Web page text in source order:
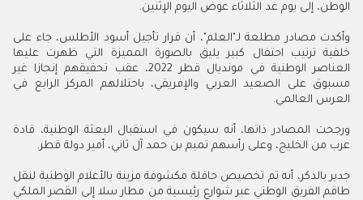
الوطن، إلى يوم غد الثلاثاء عوض اليوم الإثنين.
وأكدت مصادر مطلعة لـ"العلم"، أن قرار تأجيل أسود الأطلس، جاء على
خلفية ترتيب احتفال كبير يليق بالصورة المميزة التي ظهرت عليها
العناصر الوطنية في مونديال قطر 2022، عقب تحقيقهم إنجازا غير
مسبوق على الصعيد العربي والإفريقي، باحتلالهم المركز الرابع في
العرس العالمي.
ورجحت المصادر ذاتها، أنه سيكون في استقبال البعثة الوطنية، قادة
عرب من الخليج، وعلى رأسهم تميم بن حمد آل ثاني، أمير دولة قطر.
جدير بالذكر، أنه تم تخصيص حافلة مكشوفة مزينة بالأعلام الوطنية لنقل
طاقم الفريق الوطني عبر شوارع رئيسية من مطار سلا إلى القصر الملكي